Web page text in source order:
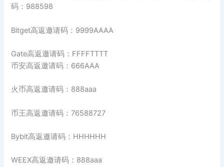
码：988598
Bitget高返邀请码：9999AAAA
Gate高返邀请码：FFFFTTTT
币安高返邀请码：666AAA
火币高返邀请码：888aaa
币王高返邀请码：76588727
Bybit高返邀请码：HHHHHH
WEEX高返邀请码：888aaa